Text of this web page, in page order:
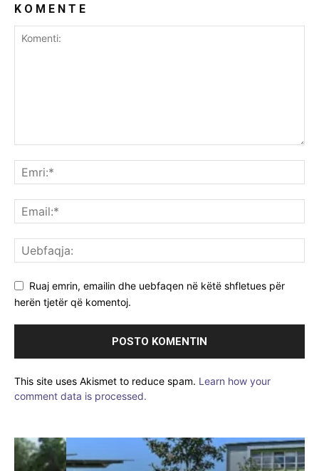
K O M E N T E
Ruaj emrin, emailin dhe uebfaqen në këtë shfletues për
herën tjetër që komentoj.
This site uses Akismet to reduce spam. Learn how your
comment data is processed.